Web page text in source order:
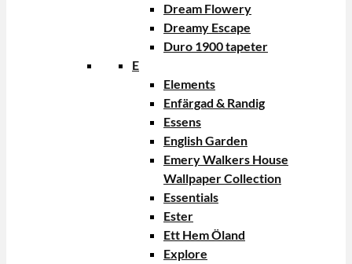
Dream Flowery
Dreamy Escape
Duro 1900 tapeter
E
Elements
Enfärgad & Randig
Essens
English Garden
Emery Walkers House
Wallpaper Collection
Essentials
Ester
Ett Hem Öland
Explore